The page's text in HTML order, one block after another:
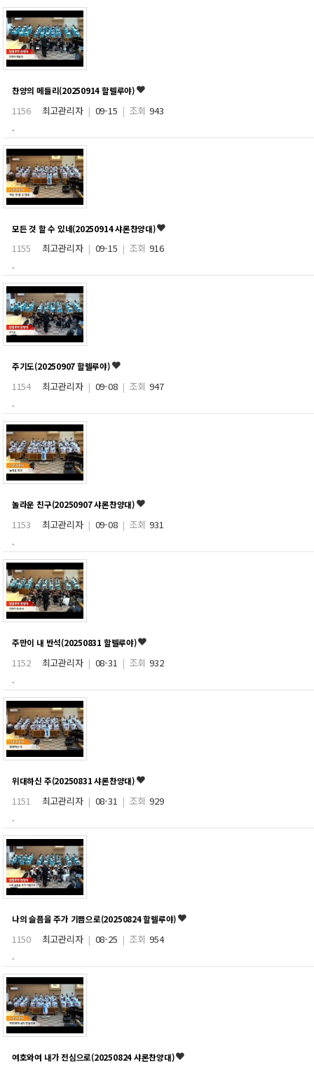
찬양의 메들리(20250914 할렐루야)
1156 최고관리자 | 09-15 | 조회 943
.
모든 것 할 수 있네(20250914 샤론찬양대)
1155 최고관리자 | 09-15 | 조회 916
.
주기도(20250907 할렐루야)
1154 최고관리자 | 09-08 | 조회 947
.
놀라운 친구(20250907 샤론찬양대)
1153 최고관리자 | 09-08 | 조회 931
.
주만이 내 반석(20250831 할렐루야)
1152 최고관리자 | 08-31 | 조회 932
.
위대하신 주(20250831 샤론찬양대)
1151 최고관리자 | 08-31 | 조회 929
.
나의 슬픔을 주가 기쁨으로(20250824 할렐루야)
1150 최고관리자 | 08-25 | 조회 954
.
여호와여 내가 전심으로(20250824 샤론찬양대)